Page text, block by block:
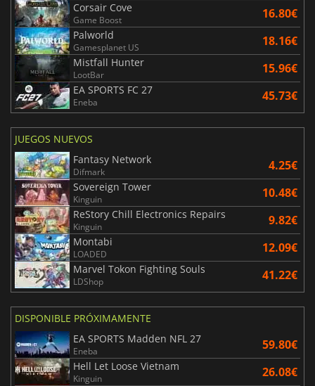
Corsair Cove
Game Boost 16.80€
Palworld
Gamesplanet US 18.16€
Mistfall Hunter
LootBar 15.96€
EA SPORTS FC 27
Eneba 45.73€
JUEGOS NUEVOS
Fantasy Network
Difmark 4.25€
Sovereign Tower
Kinguin 10.48€
ReStory Chill Electronics Repairs
Kinguin 9.82€
Montabi
LOADED 12.09€
Marvel Tokon Fighting Souls
LDShop 41.22€
DISPONIBLE PRÓXIMAMENTE
EA SPORTS Madden NFL 27
Eneba 59.80€
Hell Let Loose Vietnam
Kinguin 26.08€